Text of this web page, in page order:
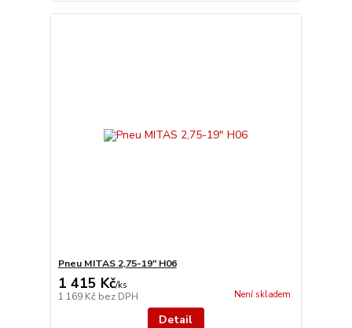
Pneu MITAS 2,75-19" H06
1 415 Kč/ks
1 169 Kč bez DPH Není skladem
Detail